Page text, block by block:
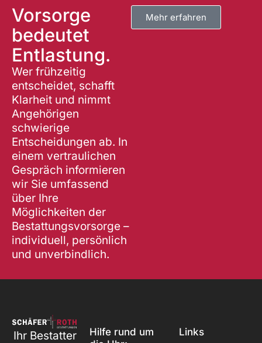
e
r
n
a
t
i
v
e
:
Vorsorge
bedeutet
Entlastung.
Wer frühzeitig
entscheidet, schafft
Klarheit und nimmt
Angehörigen
schwierige
Entscheidungen ab. In
einem vertraulichen
Gespräch informieren
wir Sie umfassend
über Ihre
Möglichkeiten der
Bestattungsvorsorge –
individuell, persönlich
und unverbindlich.
Mehr erfahren
Ihr Bestatter
Hilfe rund um
Links